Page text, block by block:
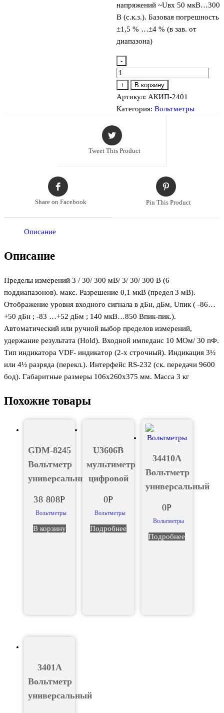
напряжений ~Uвх 50 мкВ…300
В (с.к.з.). Базовая погрешность
±1,5 % …±4 % (в зав. от
диапазона)
-
Количество
товара
АКИП-2401
Вольтметр
напряжения
+ В корзину
Артикул: АКИП-2401
Категория: Вольтметры
Tweet This Product
Share on Facebook Pin This Product
Описание
Описание
Пределы измерений 3 / 30/ 300 мВ/ 3/ 30/ 300 В (6
поддиапазонов). макс. Разрешение 0,1 мкВ (предел 3 мВ).
Отображение уровня входного сигнала в дБн, дБм, Uпик ( -86…
+50 дБн ; -83 …+52 дБм ; 140 мкВ…850 Впик-пик.).
Автоматический или ручной выбор пределов измерений,
удержание результата (Hold). Входной импеданс 10 МОм/ 30 пФ.
Тип индикатора VDF- индикатор (2-х строчный). Индикация 3½
или 4½ разряда (перекл.). Интерфейс RS-232 (ск. передачи 9600
бод). Габаритные размеры 106x260x375 мм. Масса 3 кг
Похожие товары
GDM-8245
Вольтметр
универсальный
38 808Р
Вольтметры
В корзину
U3606В
мультиметр
цифровой
0Р
Вольтметры
Подробнее
34410А
Вольтметр
универсальный
0Р
Вольтметры
Подробнее
3401A
Вольтметр
универсальный